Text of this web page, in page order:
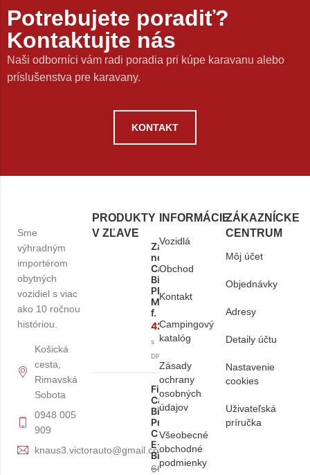
Potrebujete poradiť?
Kontaktujte nás
Naši odborníci vám radi poradia pri kúpe karavanu alebo
príslušenstva pre karavany.
KONTAKT
Sme
výhradným
importérom
obytných
vozidiel s viac
ako 10 ročnou
históriou.
Košická
cesta,
Rimavská
Sobota
0948 005
909
knaus3.victorauto@gmail.com
PRODUKTY
V ZĽAVE
Zadní
nosič
Carry
Bike
PRO
M
f.
428,50€
s
DPH
Fiamma
Carry-
Bike
Pro
C
E-
Bike
608,90€
INFORMÁCIE
Vozidlá
Obchod
Kontakt
Campingový
katalóg
Zásady
ochrany
osobných
údajov
Všeobecné
obchodné
podmienky
ZÁKAZNÍCKE
CENTRUM
Môj účet
Objednávky
Adresy
Detaily účtu
Nastavenie
cookies
Uživateľská
príručka